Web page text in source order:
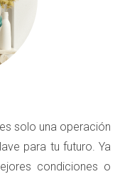
varios pasos
más
solo una operación
para tu futuro. Ya
condiciones o